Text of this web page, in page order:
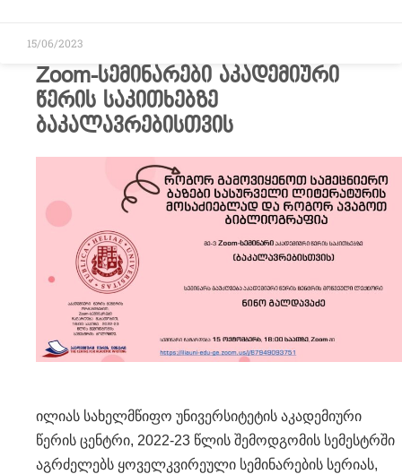
15/06/2023
Zoom-სემინარები აკადემიური
წერის საკითხებზე
ბაკალავრებისთვის
ილიას სახელმწიფო უნივერსიტეტის აკადემიური
წერის ცენტრი, 2022-23 წლის შემოდგომის სემესტრში
აგრძელებს ყოველკვირეული სემინარების სერიას,